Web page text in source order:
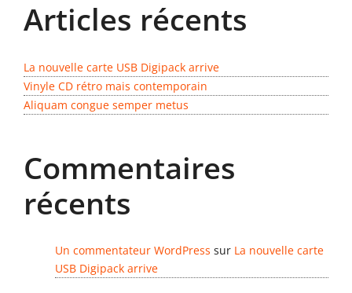
Gabarits
contact
Articles récents
La nouvelle carte USB Digipack arrive
Vinyle CD rétro mais contemporain
Aliquam congue semper metus
Commentaires
récents
Un commentateur WordPress sur La nouvelle carte
USB Digipack arrive